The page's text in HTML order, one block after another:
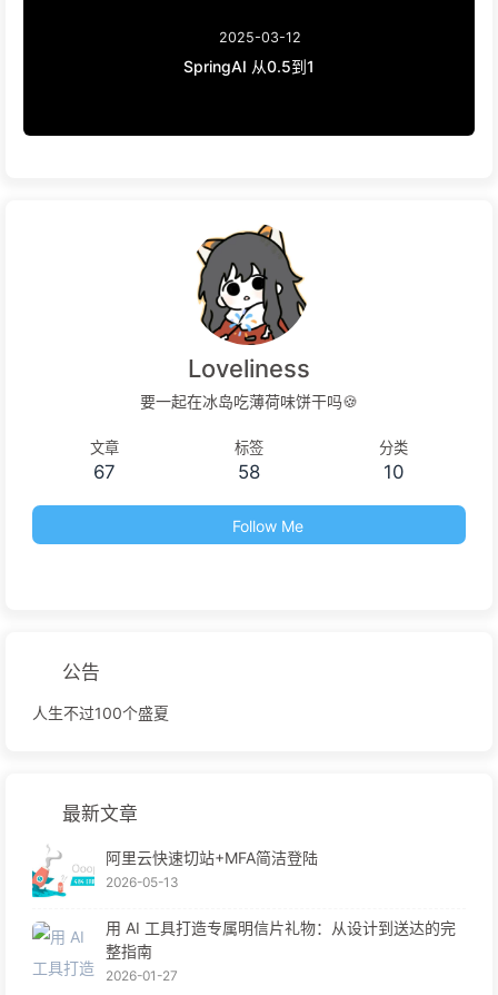
2025-03-12
SpringAI 从0.5到1
Loveliness
要一起在冰岛吃薄荷味饼干吗🍪
文章
67
标签
58
分类
10
Follow Me
公告
人生不过100个盛夏
最新文章
阿里云快速切站+MFA简洁登陆
2026-05-13
用 AI 工具打造专属明信片礼物：从设计到送达的完
整指南
2026-01-27